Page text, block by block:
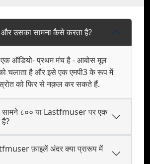
उसका सामना कैसे करता है?
ऑडियो- प्रथम मंच है - आबोस मूल
चलाता है और इसे एक एमपी3 के रूप में
स्रोत को फिर से नक़ल कर सकते हैं.
८०० या Lastfmuser पर एक
फ़ाइलें अंदर क्या प्रारूप में